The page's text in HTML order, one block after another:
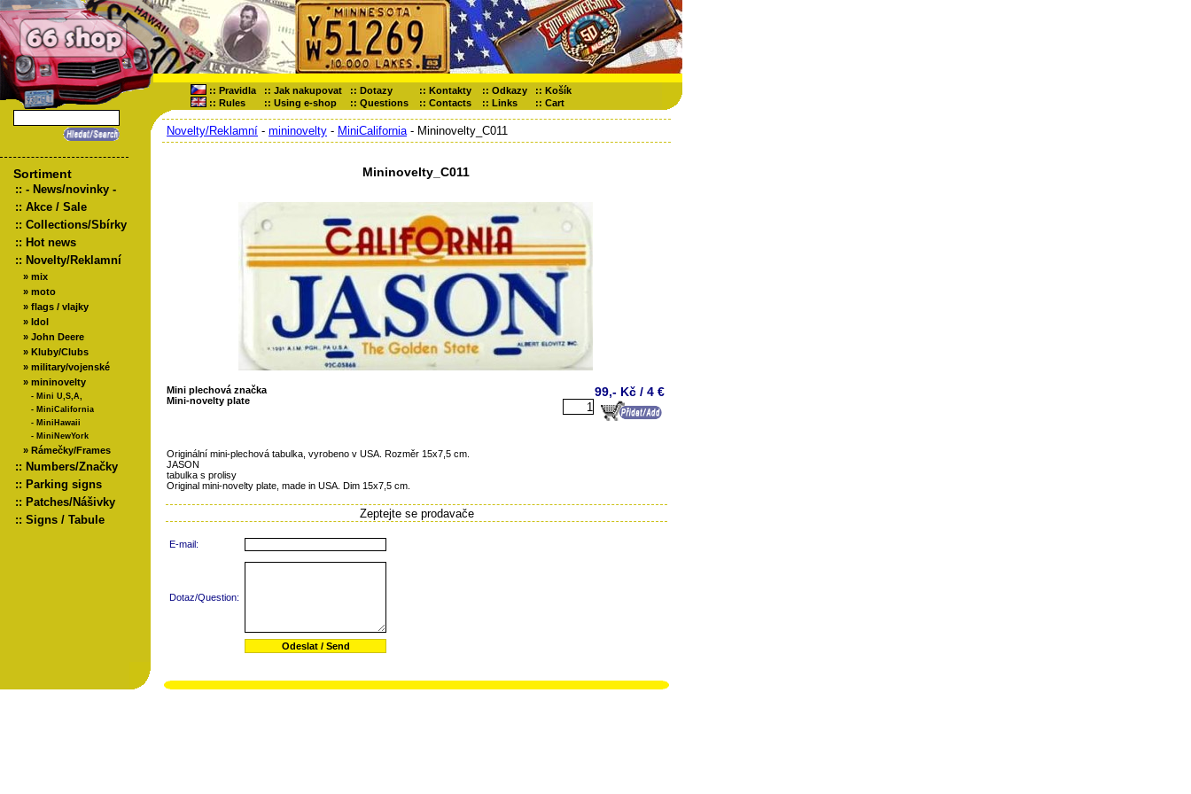
:: Pravidla :: Jak nakupovat :: Dotazy :: Kontakty :: Odkazy :: Košík
:: Rules :: Using e-shop :: Questions :: Contacts :: Links :: Cart
Sortiment
:: - News/novinky -
:: Akce / Sale
:: Collections/Sbírky
:: Hot news
:: Novelty/Reklamní
» mix
» moto
» flags / vlajky
» Idol
» John Deere
» Kluby/Clubs
» military/vojenské
» mininovelty
- Mini U,S,A,
- MiniCalifornia
- MiniHawaii
- MiniNewYork
» Rámečky/Frames
:: Numbers/Značky
:: Parking signs
:: Patches/Nášivky
:: Signs / Tabule
Novelty/Reklamní - mininovelty - MiniCalifornia- Mininovelty_C011
Mininovelty_C011
Mini plechová značka
Mini-novelty plate
99,- Kč / 4 €
Originální mini-plechová tabulka, vyrobeno v USA. Rozměr 15x7,5 cm.
JASON
tabulka s prolisy
Original mini-novelty plate, made in USA. Dim 15x7,5 cm.
Zeptejte se prodavače
E-mail:
Dotaz/Question: